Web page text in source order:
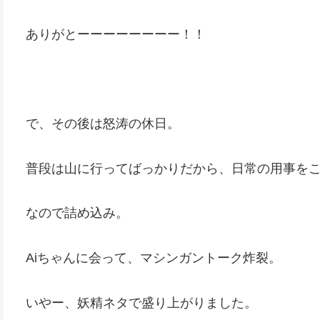
ありがとーーーーーーーー！！
で、その後は怒涛の休日。
普段は山に行ってばっかりだから、日常の用事を
なので詰め込み。
Aiちゃんに会って、マシンガントーク炸裂。
いやー、妖精ネタで盛り上がりました。